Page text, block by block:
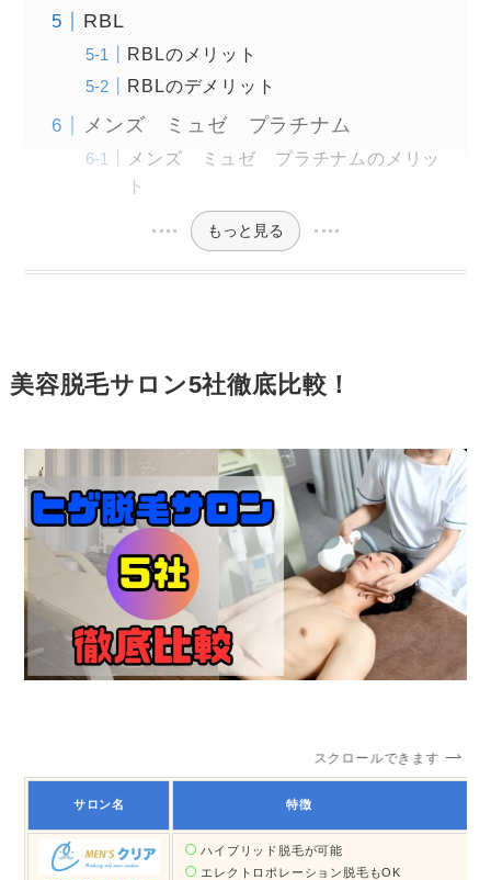
RBL
RBLのメリット
RBLのデメリット
メンズ ミュゼ プラチナム
メンズ ミュゼ プラチナムのメリッ
ト
もっと見る
美容脱毛サロン5社徹底比較！
スクロールできます
サロン名 特徴
ハイブリッド脱毛が可能
エレクトロポレーション脱毛 もOK